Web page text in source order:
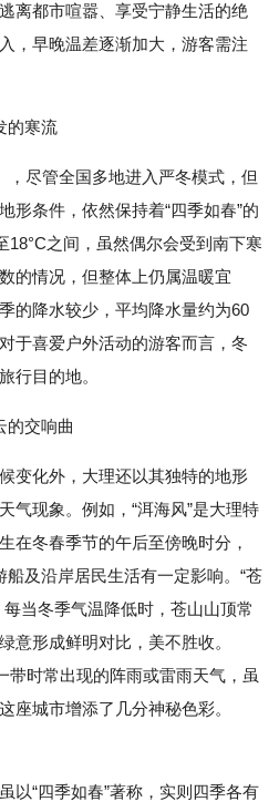
离都市喧嚣、享受宁静生活的绝
，早晚温差逐渐加大，游客需注
的寒流
，尽管全国多地进入严冬模式，但
形条件，依然保持着“四季如春”的
18°C之间，虽然偶尔会受到南下寒
的情况，但整体上仍属温暖宜
的降水较少，平均降水量约为60
于喜爱户外活动的游客而言，冬
行目的地。
的交响曲
变化外，大理还以其独特的地形
气现象。例如，“洱海风”是大理特
在冬春季节的午后至傍晚时分，
及沿岸居民生活有一定影响。“苍
当冬季气温降低时，苍山山顶常
意形成鲜明对比，美不胜收。
带时常出现的阵雨或雷雨天气，虽
座城市增添了几分神秘色彩。
“四季如春”著称，实则四季各有